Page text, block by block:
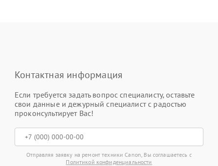
Контактная информация
Если требуется задать вопрос специалисту, оставьте
свои данные и дежурный специалист с радостью
проконсультирует Вас!
Отправляя заявку на ремонт техники Canon, Вы соглашаетесь с
Политикой конфиденциальности